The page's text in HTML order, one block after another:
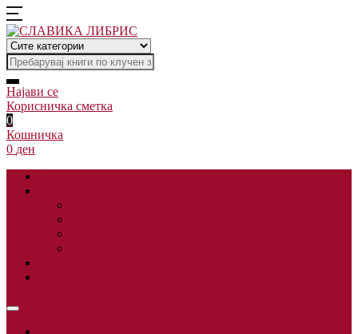
Најави се
Корисничка сметка
0
Кошничка
0 ден